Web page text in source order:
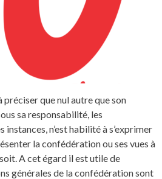
que nul autre que son
sa responsabilité, les
instances, n’est habilité à s’exprimer
la confédération ou ses vues à
A cet égard il est utile de
générales de la confédération sont